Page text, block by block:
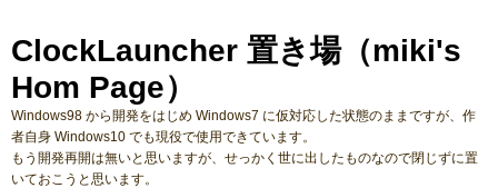
ClockLauncher 置き場（miki's
Hom Page）
Windows98 から開発をはじめ Windows7 に仮対応した状態のままですが、作
者自身 Windows10 でも現役で使用できています。
もう開発再開は無いと思いますが、せっかく世に出したものなので閉じずに置
いておこうと思います。